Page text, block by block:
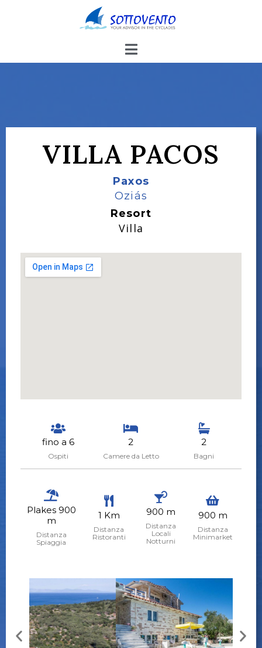
VILLA PACOS
Paxos
Oziás
Resort
Villa
fino a 6
Ospiti
2
Camere da Letto
2
Bagni
Plakes 900
m
Distanza
Spiaggia
1 Km
Distanza
Ristoranti
900 m
Distanza
Locali
Notturni
900 m
Distanza
Minimarket